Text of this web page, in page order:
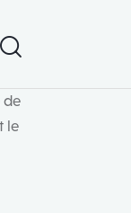
de
le